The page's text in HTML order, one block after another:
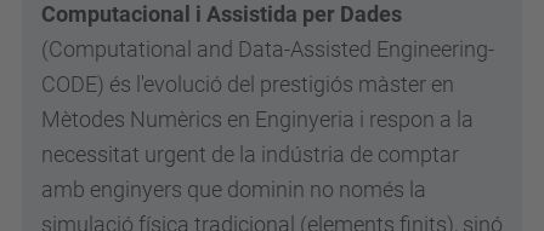
Computacional i Assistida per Dades
(Computational and Data-Assisted Engineering-
CODE) és l'evolució del prestigiós màster en
Mètodes Numèrics en Enginyeria i respon a la
necessitat urgent de la indústria de comptar
amb enginyers que dominin no només la
simulació física tradicional (elements finits), sinó